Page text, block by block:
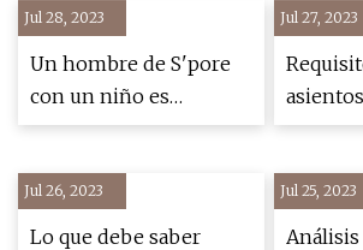
Jul 28, 2023
Un hombre de S'pore
con un niño es
denunciado por
asiento elevado, ya que
va contra la ley
Jul 27, 2023
saber
Jul 26, 2023
Lo que debe saber
Jul 25, 2023
Análisis